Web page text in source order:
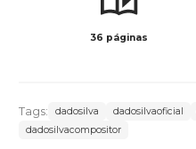
36 páginas
Tags: dadosilva dadosilvaoficial
dadosilvacompositor